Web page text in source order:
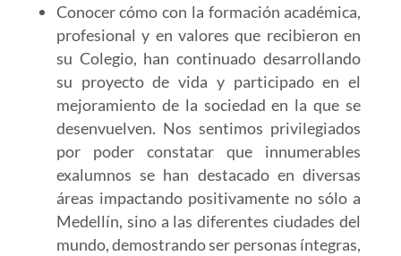
Conocer cómo con la formación académica,
profesional y en valores que recibieron en
su Colegio, han continuado desarrollando
su proyecto de vida y participado en el
mejoramiento de la sociedad en la que se
desenvuelven. Nos sentimos privilegiados
por poder constatar que innumerables
exalumnos se han destacado en diversas
áreas impactando positivamente no sólo a
Medellín, sino a las diferentes ciudades del
mundo, demostrando ser personas íntegras,